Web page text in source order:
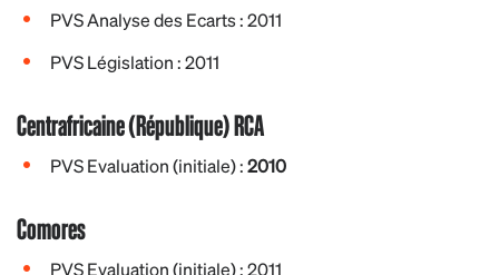
PVS Analyse des Ecarts : 2011
PVS Législation : 2011
Centrafricaine (République) RCA
PVS Evaluation (initiale) :2010
Comores
PVS Evaluation (initiale) : 2011